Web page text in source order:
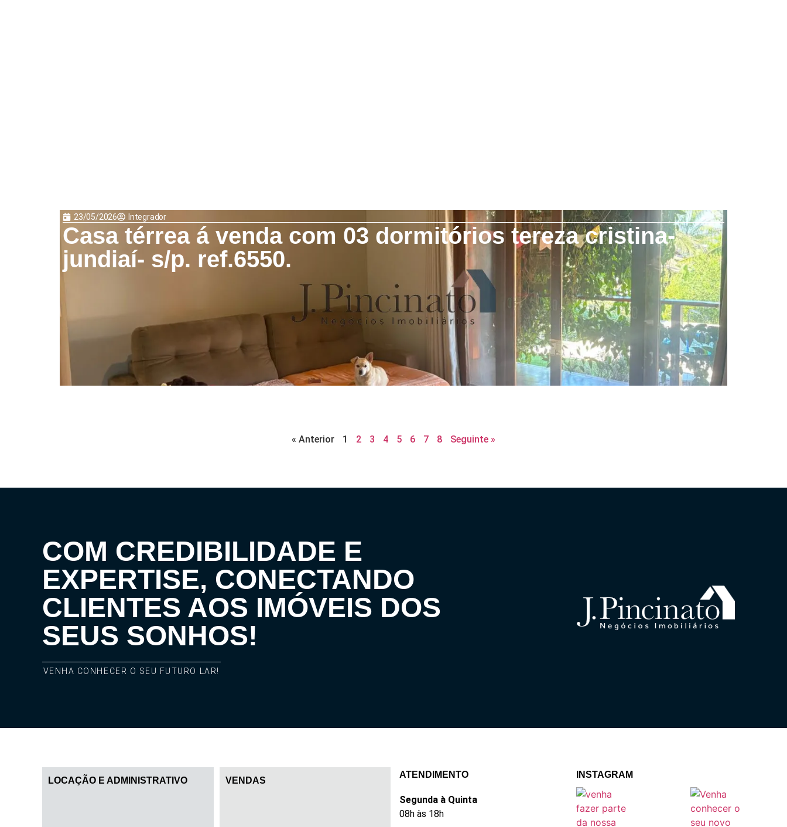
23/05/2026 Integrador
Casa térrea á venda com 03 dormitórios tereza cristina-
jundiaí- s/p. ref.6550.
« Anterior 1 2 3 4 5 6 7 8 Seguinte »
COM CREDIBILIDADE E
EXPERTISE, CONECTANDO
CLIENTES AOS IMÓVEIS DOS
SEUS SONHOS!
VENHA CONHECER O SEU FUTURO LAR!
LOCAÇÃO E ADMINISTRATIVO VENDAS
ATENDIMENTO
Segunda à Quinta
08h às 18h
INSTAGRAM